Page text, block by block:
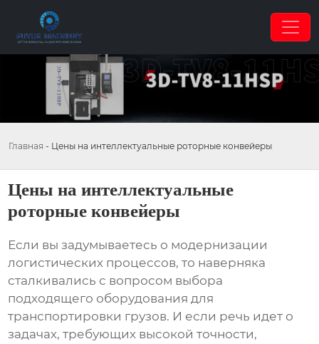
Главная - Цены на интеллектуальные роторные конвейеры
Цены на интеллектуальные
роторные конвейеры
Если вы задумываетесь о модернизации
логистических процессов, то наверняка
сталкивались с вопросом выбора
подходящего оборудования для
транспортировки грузов. И если речь идет о
задачах, требующих высокой точности,